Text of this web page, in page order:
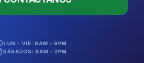
LUN - VIE: 9AM - 6PM
SÁBADOS: 9AM - 2PM